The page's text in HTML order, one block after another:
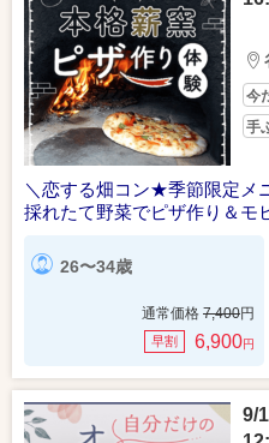
今
手
＼恋する畑コン★季節限定メ
採れたて野菜でピザ作り＆モ
26〜34歳
通常価格 7,400円
早割 6,900円
9/